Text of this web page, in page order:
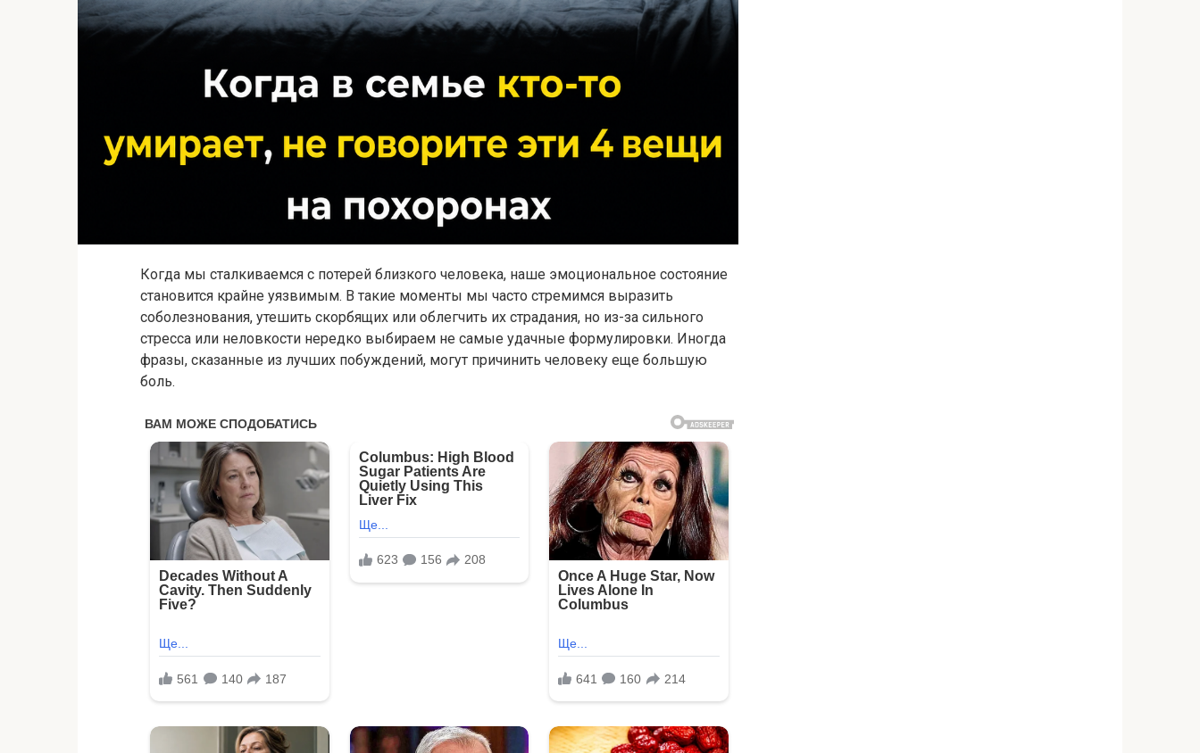
Когда мы сталкиваемся с потерей близкого человека, наше эмоциональное состояние
становится крайне уязвимым. В такие моменты мы часто стремимся выразить
соболезнования, утешить скорбящих или облегчить их страдания, но из-за сильного
стресса или неловкости нередко выбираем не самые удачные формулировки. Иногда
фразы, сказанные из лучших побуждений, могут причинить человеку еще большую
боль.